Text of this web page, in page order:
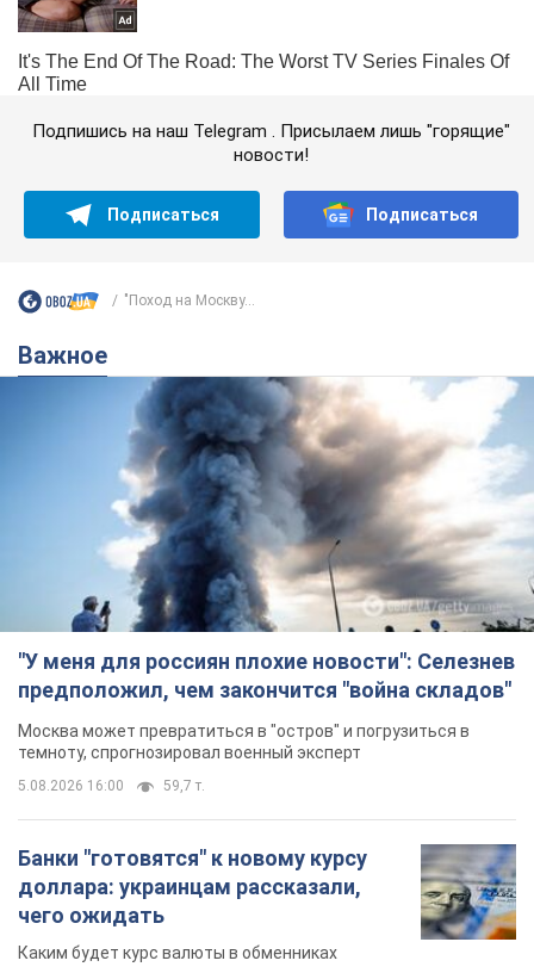
Подпишись на наш Telegram . Присылаем лишь "горящие"
новости!
Подписаться Подписаться
"Поход на Москву...
Важное
"У меня для россиян плохие новости": Селезнев
предположил, чем закончится "война складов"
Москва может превратиться в "остров" и погрузиться в
темноту, спрогнозировал военный эксперт
5.08.2026 16:00 59,7 т.
Банки "готовятся" к новому курсу
доллара: украинцам рассказали,
чего ожидать
Каким будет курс валюты в обменниках